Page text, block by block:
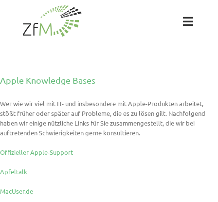
springen
Toggle
Projekte
Apple Knowledge Bases
Wer wie wir viel mit IT- und insbesondere mit Apple-Produkten arbeitet,
stößt früher oder später auf Probleme, die es zu lösen gilt. Nachfolgend
haben wir einige nützliche Links für Sie zusammengestellt, die wir bei
auftretenden Schwierigkeiten gerne konsultieren.
Offizieller Apple-Support
Apfeltalk
MacUser.de